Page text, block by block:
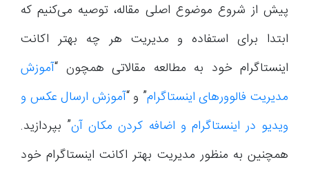
پیش از شروع موضوع اصلی مقاله، توصیه می‌کنیم که
ابتدا برای استفاده و مدیریت هر چه بهتر اکانت
اینستاگرام خود به مطالعه مقالاتی همچون “آموزش
مدیریت فالوورهای اینستاگرام” و “آموزش ارسال عکس و
ویدیو در اینستاگرام و اضافه کردن مکان آن‌” بپردازید.
همچنین به منظور مدیریت بهتر اکانت اینستاگرام خود